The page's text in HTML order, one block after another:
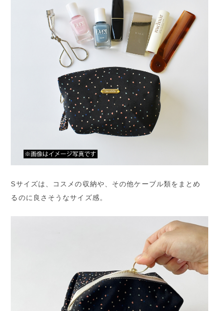
Sサイズは、コスメの収納や、その他ケーブル類をまとめ
るのに良さそうなサイズ感。